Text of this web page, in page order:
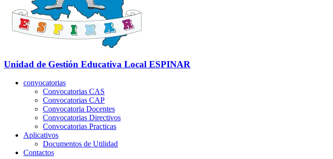
Unidad de Gestión Educativa Local ESPINAR
convocatorias
Convocatorias CAS
Convocatorias CAP
Convocatoria Docentes
Convocatorias Directivos
Convocatorias Practicas
Aplicativos
Documentos de Utilidad
Contactos